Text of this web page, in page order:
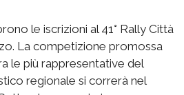
le iscrizioni al 41° Rally Città
La competizione promossa
le più rappresentative del
regionale si correrà nel